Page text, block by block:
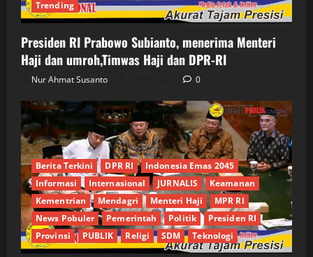
Trending
Presiden RI Prabowo Subianto, menerima Menteri
Haji dan umroh,Timwas Haji dan DPR-RI
Nur Ahmat Susanto 0
Berita Terkini DPR RI
Indonesia Emas 2045
Informasi
Internasional JURNALIS
Keamanan
Kementrian
Mendagri Menteri Haji
MPR RI
News Pobuler
Pemerintah Politik
Presiden RI
Provinsi
PUBLIK Religi SDM Teknologi